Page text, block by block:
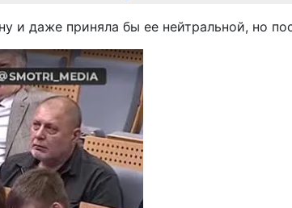
и даже приняла бы ее нейтральной, но